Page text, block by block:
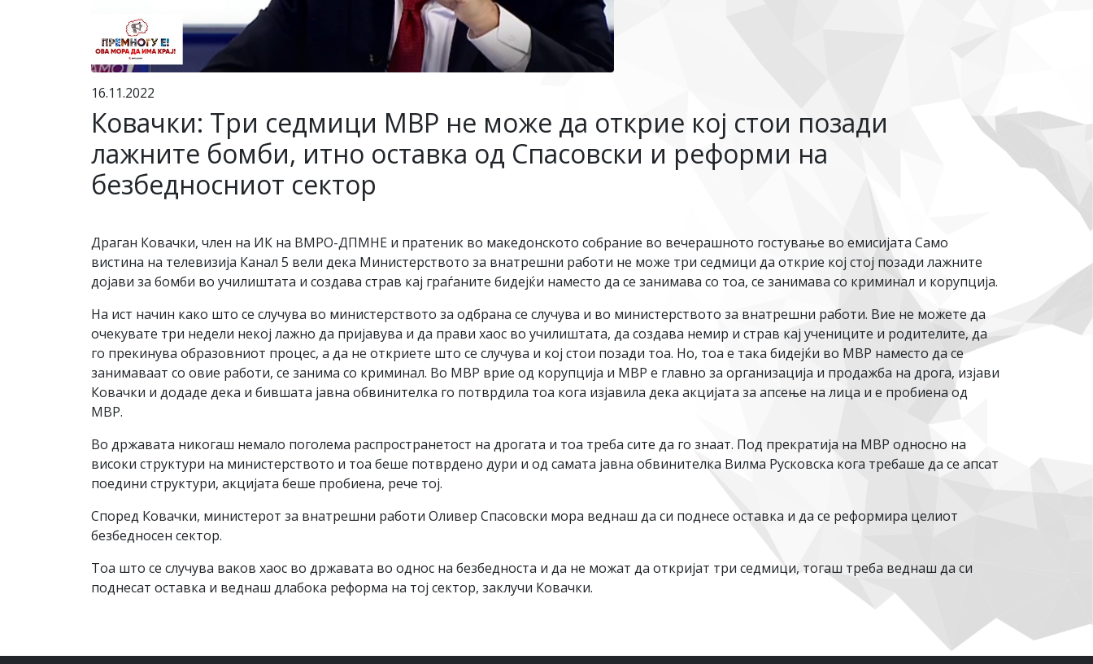
16.11.2022
Ковачки: Три седмици МВР не може да открие кој стои позади
лажните бомби, итно оставка од Спасовски и реформи на
безбедносниот сектор
Драган Ковачки, член на ИК на ВМРО-ДПМНЕ и пратеник во македонското собрание во вечерашното гостување во емисијата Само
вистина на телевизија Канал 5 вели дека Министерството за внатрешни работи не може три седмици да открие кој стој позади лажните
дојави за бомби во училиштата и создава страв кај граѓаните бидејќи наместо да се занимава со тоа, се занимава со криминал и корупција.
На ист начин како што се случува во министерството за одбрана се случува и во министерството за внатрешни работи. Вие не можете да
очекувате три недели некој лажно да пријавува и да прави хаос во училиштата, да создава немир и страв кај учениците и родителите, да
го прекинува образовниот процес, а да не откриете што се случува и кој стои позади тоа. Но, тоа е така бидејќи во МВР наместо да се
занимаваат со овие работи, се занима со криминал. Во МВР врие од корупција и МВР е главно за организација и продажба на дрога, изјави
Ковачки и додаде дека и бившата јавна обвинителка го потврдила тоа кога изјавила дека акцијата за апсење на лица и е пробиена од
МВР.
Во државата никогаш немало поголема распространетост на дрогата и тоа треба сите да го знаат. Под прекратија на МВР односно на
високи структури на министерството и тоа беше потврдено дури и од самата јавна обвинителка Вилма Русковска кога требаше да се апсат
поедини структури, акцијата беше пробиена, рече тој.
Според Ковачки, министерот за внатрешни работи Оливер Спасовски мора веднаш да си поднесе оставка и да се реформира целиот
безбедносен сектор.
Тоа што се случува ваков хаос во државата во однос на безбедноста и да не можат да откријат три седмици, тогаш треба веднаш да си
поднесат оставка и веднаш длабока реформа на тој сектор, заклучи Ковачки.